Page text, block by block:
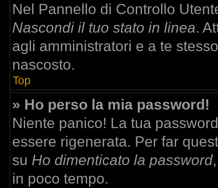
Nel Pannello di Controllo
Nascondi il tuo stato in linea.
agli amministratori e a te
nascosto.
Top
» Ho perso la mia password!
Niente panico! La tua
essere rigenerata. Per far
su Ho dimenticato la password
in poco tempo.